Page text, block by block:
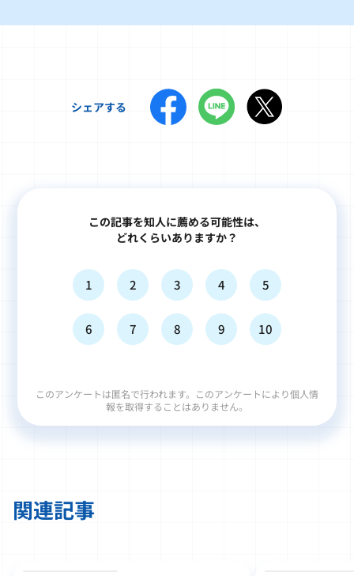
シェアする
この記事を知人に薦める可能性は、
どれくらいありますか？
1 2 3 4 5
6 7 8 9 10
このアンケートは匿名で行われます。このアンケートにより個人情
報を取得することはありません。
関連記事